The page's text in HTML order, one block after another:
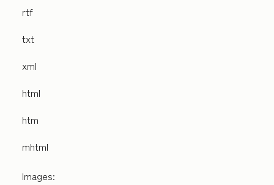
rtf
txt
xml
html
htm
mhtml
Images: